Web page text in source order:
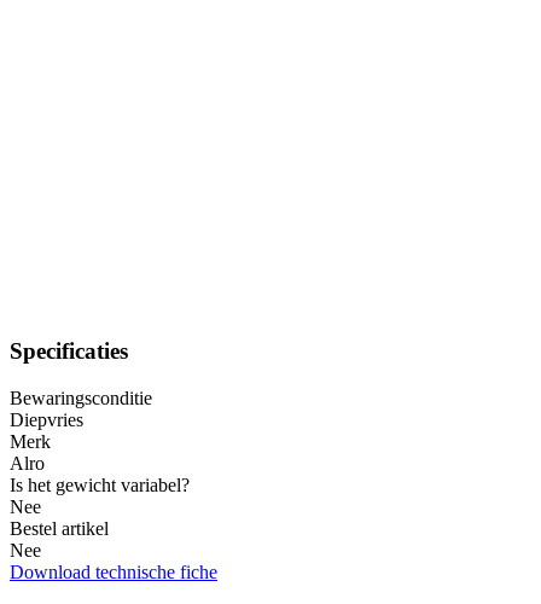
Specificaties
Bewaringsconditie
Diepvries
Merk
Alro
Is het gewicht variabel?
Nee
Bestel artikel
Nee
Download technische fiche